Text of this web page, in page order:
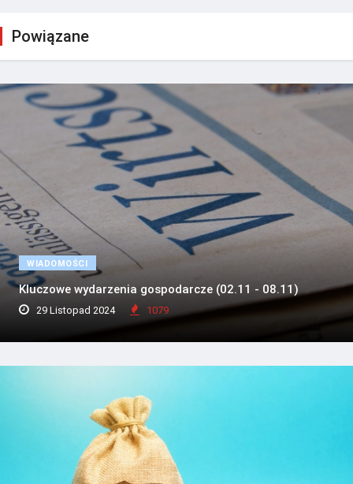
Powiązane
WIADOMOŚCI
Kluczowe wydarzenia gospodarcze (02.11 - 08.11)
29 Listopad 2024 1079